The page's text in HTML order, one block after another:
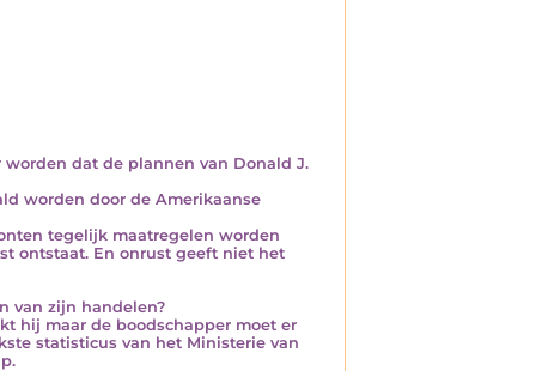
dat de plannen van Donald J.
worden door de Amerikaanse
tegelijk maatregelen worden
ontstaat. En onrust geeft niet het
van zijn handelen?
hij maar de boodschapper moet er
statisticus van het Ministerie van